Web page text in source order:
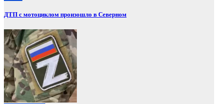
ДТП с мотоциклом произошло в Северном